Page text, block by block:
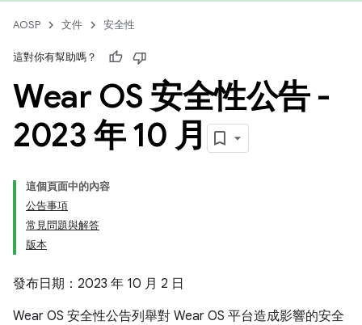
AOSP 文件 安全性
這對你有幫助嗎？
Wear OS 安全性公告 -
2023 年 10 月
這個頁面中的內容
公告事項
常見問題與解答
版本
發布日期：2023 年 10 月 2 日
Wear OS 安全性公告列舉對 Wear OS 平台造成影響的安全